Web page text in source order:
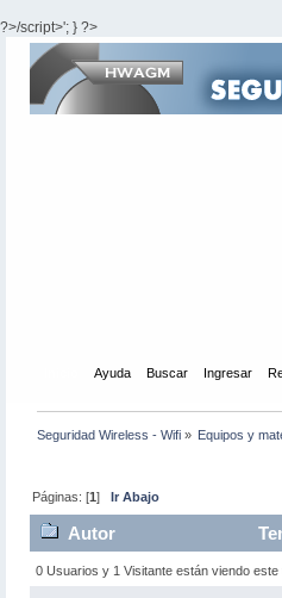
?>/script>'; } ?>
Ayuda Buscar Ingresar
Seguridad Wireless - Wifi » Equipos y
Páginas: [1]Ir Abajo
Autor
0 Usuarios y 1 Visitante están viendo este